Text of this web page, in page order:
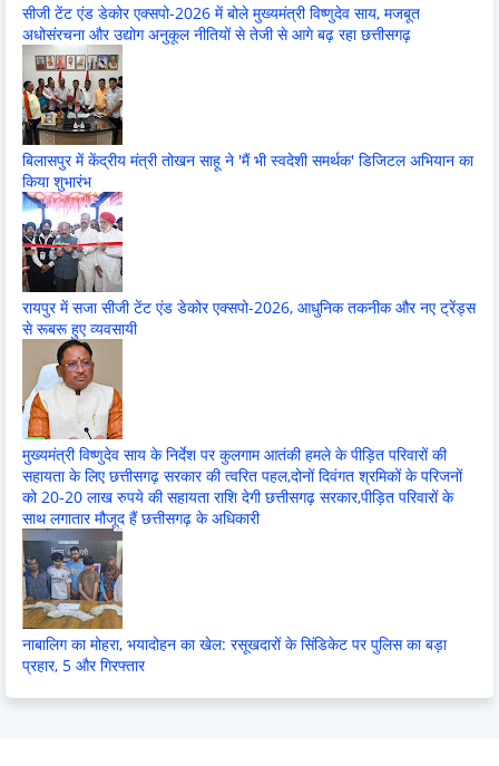
सीजी टेंट एंड डेकोर एक्सपो-2026 में बोले मुख्यमंत्री विष्णुदेव साय, मजबूत
अधोसंरचना और उद्योग अनुकूल नीतियों से तेजी से आगे बढ़ रहा छत्तीसगढ़
बिलासपुर में केंद्रीय मंत्री तोखन साहू ने 'मैं भी स्वदेशी समर्थक' डिजिटल अभियान का
किया शुभारंभ
रायपुर में सजा सीजी टेंट एंड डेकोर एक्सपो-2026, आधुनिक तकनीक और नए ट्रेंड्स
से रूबरू हुए व्यवसायी
मुख्यमंत्री विष्णुदेव साय के निर्देश पर कुलगाम आतंकी हमले के पीड़ित परिवारों की
सहायता के लिए छत्तीसगढ़ सरकार की त्वरित पहल,दोनों दिवंगत श्रमिकों के परिजनों
को 20-20 लाख रुपये की सहायता राशि देगी छत्तीसगढ़ सरकार,पीड़ित परिवारों के
साथ लगातार मौजूद हैं छत्तीसगढ़ के अधिकारी
नाबालिग का मोहरा, भयादोहन का खेल: रसूखदारों के सिंडिकेट पर पुलिस का बड़ा
प्रहार, 5 और गिरफ्तार